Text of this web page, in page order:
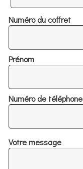
Numéro du coffret
Prénom
Numéro de téléphone
Votre message